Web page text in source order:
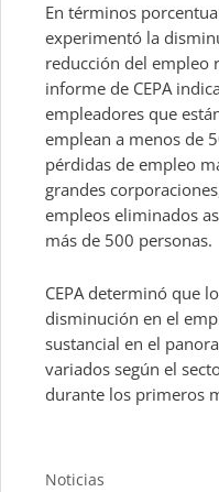
En términos
experimentó la
reducción del empleo
informe de CEPA
empleadores que
emplean a menos de
pérdidas de empleo
grandes
empleos eliminados
más de 500 personas.
CEPA determinó que
disminución en el
sustancial en el
variados según el
durante los primeros
Categories
Noticias